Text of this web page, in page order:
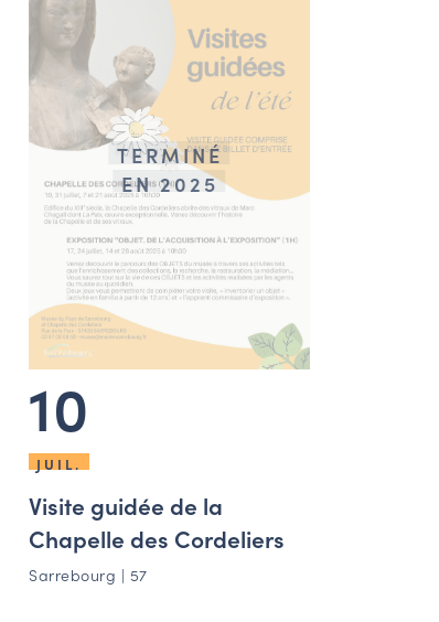
TERMINÉ
EN 2025
10
JUIL.
Visite guidée de la
Chapelle des Cordeliers
Sarrebourg | 57